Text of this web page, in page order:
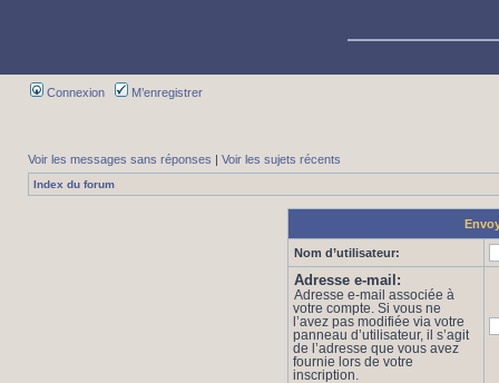
Connexion M’enregistrer
Voir les messages sans réponses | Voir les sujets récents
Index du forum
Nom d’utilisateur:
Adresse e-mail:
Adresse e-mail associée à
votre compte. Si vous ne
l’avez pas modifiée via votre
panneau d’utilisateur, il s’agit
de l’adresse que vous avez
fournie lors de votre
inscription.